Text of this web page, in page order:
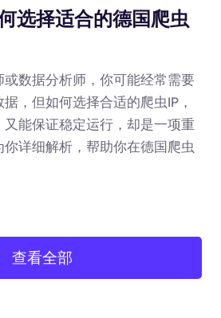
选择适合的德国爬虫
数据分析师，你可能经常需要
，但如何选择合适的爬虫IP，
能保证稳定运行，却是一项重
详细解析，帮助你在德国爬虫
查看全部